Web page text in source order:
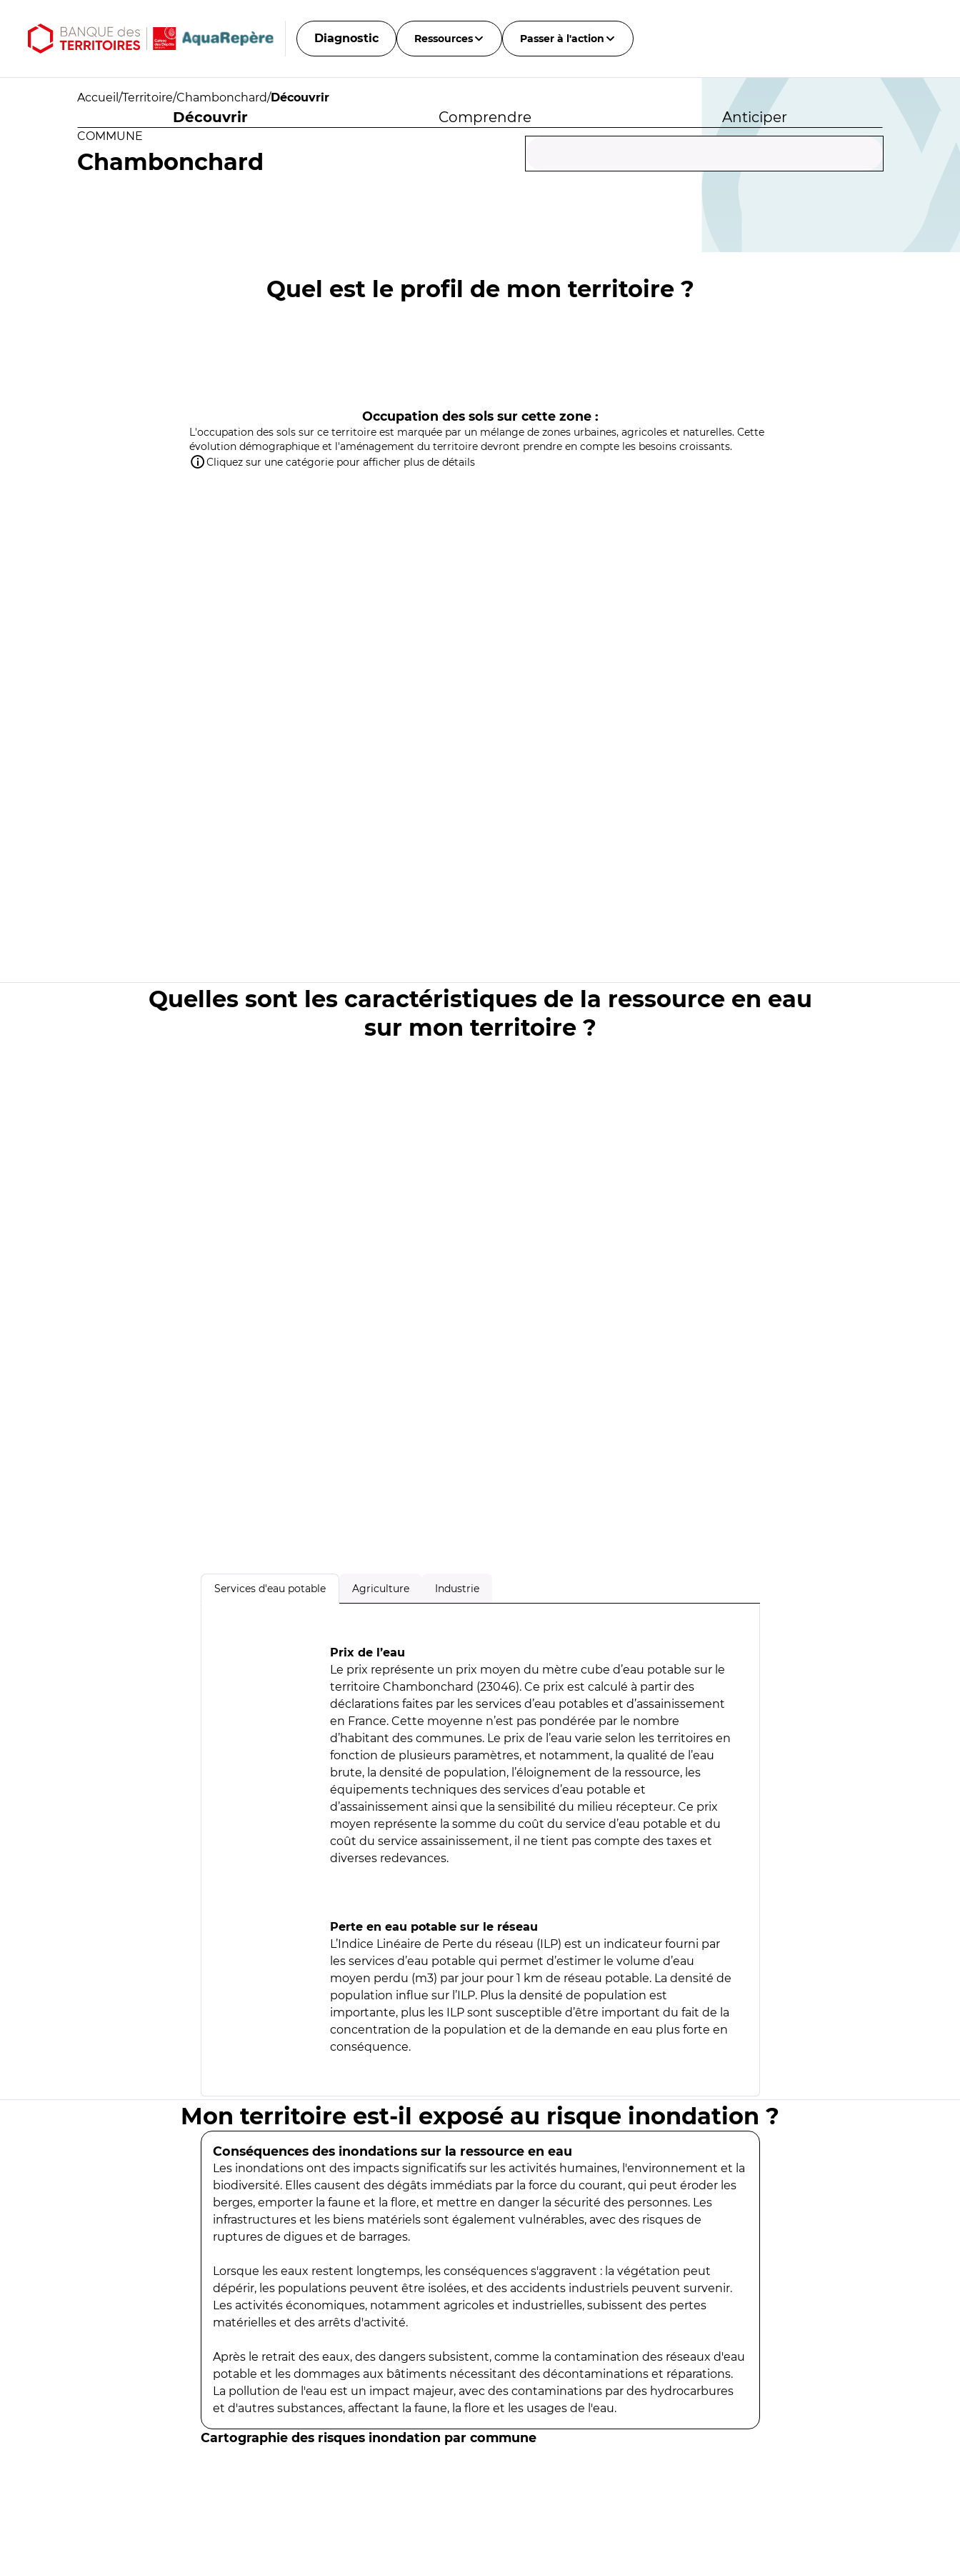
Diagnostic Ressources Passer à l'action
Accueil /Territoire/Chambonchard/Découvrir
Découvrir Comprendre Anticiper
COMMUNE
Chambonchard
Quel est le profil de mon territoire ?
Occupation des sols sur cette zone :
L'occupation des sols sur ce territoire est marquée par un mélange de zones urbaines, agricoles et naturelles. Cette
évolution démographique et l'aménagement du territoire devront prendre en compte les besoins croissants.
Cliquez sur une catégorie pour afficher plus de détails
Quelles sont les caractéristiques de la ressource en eau
sur mon territoire ?
Services d'eau potable Agriculture Industrie
Prix de l’eau
Le prix représente un prix moyen du mètre cube d’eau potable sur le
territoire Chambonchard (23046). Ce prix est calculé à partir des
déclarations faites par les services d’eau potables et d’assainissement
en France. Cette moyenne n’est pas pondérée par le nombre
d’habitant des communes. Le prix de l’eau varie selon les territoires en
fonction de plusieurs paramètres, et notamment, la qualité de l’eau
brute, la densité de population, l’éloignement de la ressource, les
équipements techniques des services d’eau potable et
d’assainissement ainsi que la sensibilité du milieu récepteur. Ce prix
moyen représente la somme du coût du service d’eau potable et du
coût du service assainissement, il ne tient pas compte des taxes et
diverses redevances.
Perte en eau potable sur le réseau
L’Indice Linéaire de Perte du réseau (ILP) est un indicateur fourni par
les services d’eau potable qui permet d’estimer le volume d’eau
moyen perdu (m3) par jour pour 1 km de réseau potable. La densité de
population influe sur l’ILP. Plus la densité de population est
importante, plus les ILP sont susceptible d’être important du fait de la
concentration de la population et de la demande en eau plus forte en
conséquence.
Mon territoire est-il exposé au risque inondation ?
Conséquences des inondations sur la ressource en eau
Les inondations ont des impacts significatifs sur les activités humaines, l'environnement et la
biodiversité. Elles causent des dégâts immédiats par la force du courant, qui peut éroder les
berges, emporter la faune et la flore, et mettre en danger la sécurité des personnes. Les
infrastructures et les biens matériels sont également vulnérables, avec des risques de
ruptures de digues et de barrages.
Lorsque les eaux restent longtemps, les conséquences s'aggravent : la végétation peut
dépérir, les populations peuvent être isolées, et des accidents industriels peuvent survenir.
Les activités économiques, notamment agricoles et industrielles, subissent des pertes
matérielles et des arrêts d'activité.
Après le retrait des eaux, des dangers subsistent, comme la contamination des réseaux d'eau
potable et les dommages aux bâtiments nécessitant des décontaminations et réparations.
La pollution de l'eau est un impact majeur, avec des contaminations par des hydrocarbures
et d'autres substances, affectant la faune, la flore et les usages de l'eau.
Cartographie des risques inondation par commune